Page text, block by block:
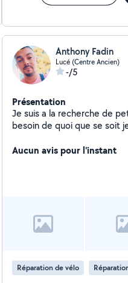
Anthony Fadin
Lucé (Centre Ancien)
-/5
Présentation
Je suis a la recherche de
besoin de quoi que se soit
Aucun avis pour l'instant
Réparation de vélo